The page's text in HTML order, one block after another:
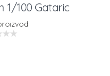
1/100 Gataric